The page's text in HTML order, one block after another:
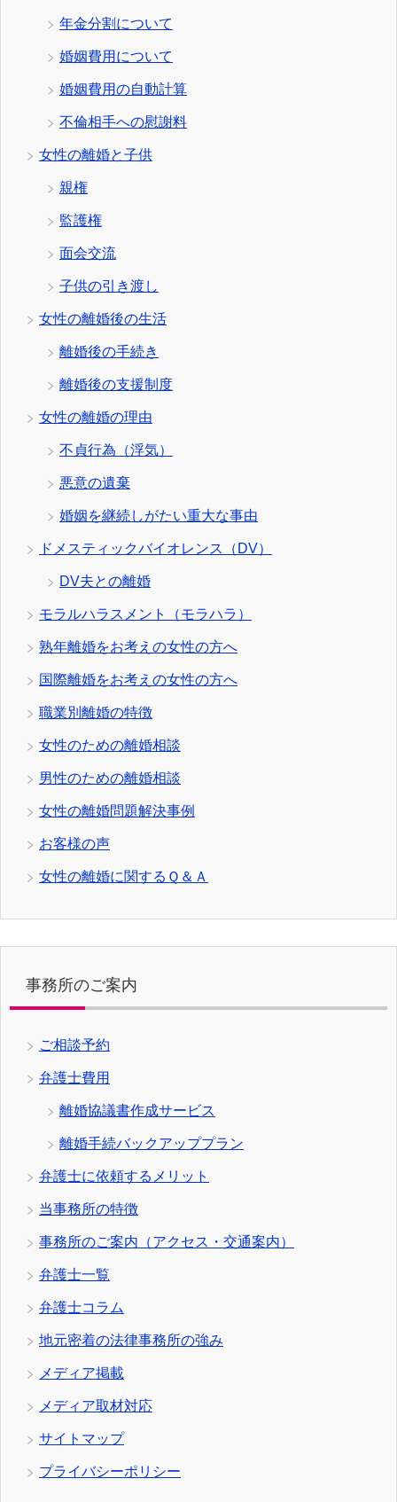
年金分割について
婚姻費用について
婚姻費用の自動計算
不倫相手への慰謝料
女性の離婚と子供
親権
監護権
面会交流
子供の引き渡し
女性の離婚後の生活
離婚後の手続き
離婚後の支援制度
女性の離婚の理由
不貞行為（浮気）
悪意の遺棄
婚姻を継続しがたい重大な事由
ドメスティックバイオレンス（DV）
DV夫との離婚
モラルハラスメント（モラハラ）
熟年離婚をお考えの女性の方へ
国際離婚をお考えの女性の方へ
職業別離婚の特徴
女性のための離婚相談
男性のための離婚相談
女性の離婚問題解決事例
お客様の声
女性の離婚に関するＱ＆Ａ
事務所のご案内
ご相談予約
弁護士費用
離婚協議書作成サービス
離婚手続バックアッププラン
弁護士に依頼するメリット
当事務所の特徴
事務所のご案内（アクセス・交通案内）
弁護士一覧
弁護士コラム
地元密着の法律事務所の強み
メディア掲載
メディア取材対応
サイトマップ
プライバシーポリシー